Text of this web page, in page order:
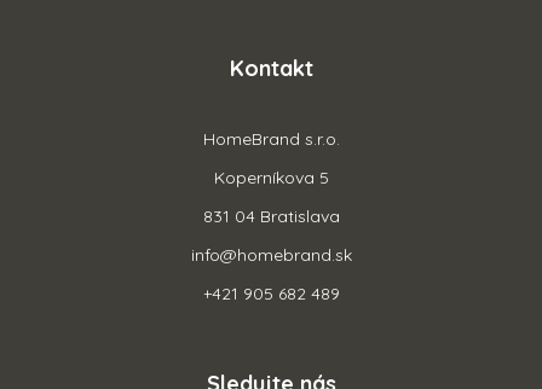
Kontakt
HomeBrand s.r.o.
Koperníkova 5
831 04 Bratislava
info@homebrand.sk
+421 905 682 489
Sledujte nás